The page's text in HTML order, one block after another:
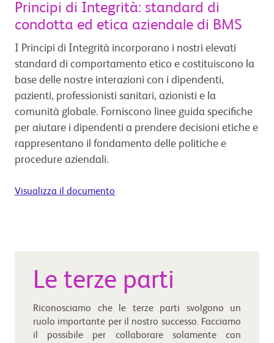
Principi di Integrità: standard di
condotta ed etica aziendale di BMS
I Principi di Integrità incorporano i nostri elevati
standard di comportamento etico e costituiscono la
base delle nostre interazioni con i dipendenti,
pazienti, professionisti sanitari, azionisti e la
comunità globale. Forniscono linee guida specifiche
per aiutare i dipendenti a prendere decisioni etiche e
rappresentano il fondamento delle politiche e
procedure aziendali.
Visualizza il documento
Le terze parti
Riconosciamo che le terze parti svolgono un
ruolo importante per il nostro successo. Facciamo
il possibile per collaborare solamente con